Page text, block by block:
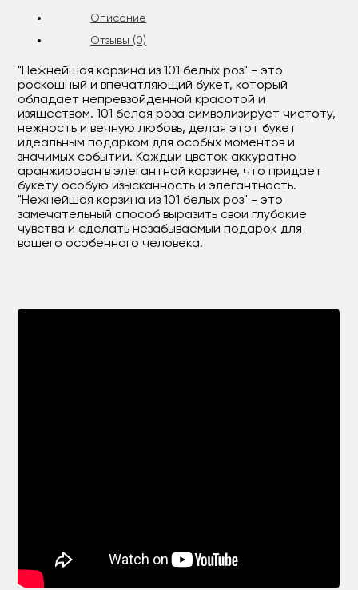
Описание
Отзывы (0)
"Нежнейшая корзина из 101 белых роз" - это
роскошный и впечатляющий букет, который
обладает непревзойденной красотой и
изяществом. 101 белая роза символизирует чистоту,
нежность и вечную любовь, делая этот букет
идеальным подарком для особых моментов и
значимых событий. Каждый цветок аккуратно
аранжирован в элегантной корзине, что придает
букету особую изысканность и элегантность.
"Нежнейшая корзина из 101 белых роз" - это
замечательный способ выразить свои глубокие
чувства и сделать незабываемый подарок для
вашего особенного человека.